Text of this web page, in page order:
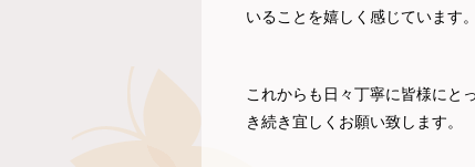
いることを嬉しく感じています。
これからも日々丁寧に皆様にと
き続き宜しくお願い致します。